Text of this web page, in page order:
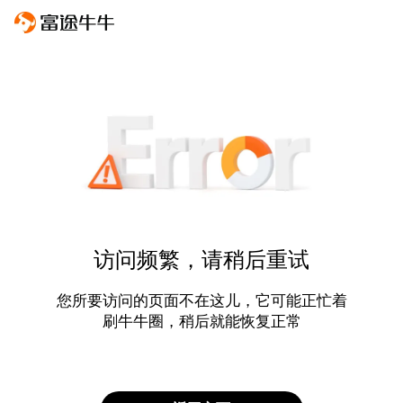
访问频繁，请稍后重试
您所要访问的页面不在这儿，它可能正忙着
刷牛牛圈，稍后就能恢复正常